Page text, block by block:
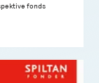
fonds